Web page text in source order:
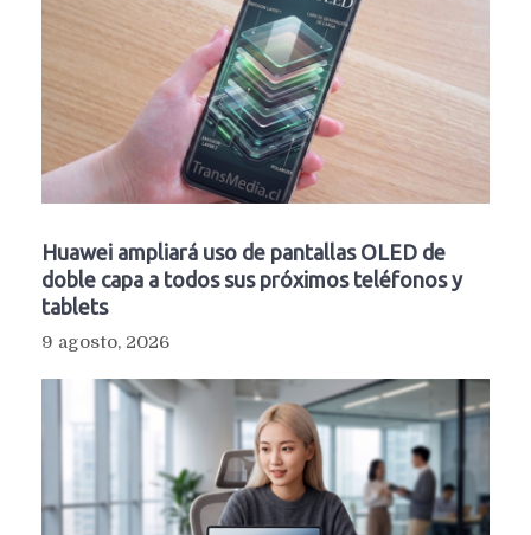
Huawei ampliará uso de pantallas OLED de
doble capa a todos sus próximos teléfonos y
tablets
9 agosto, 2026